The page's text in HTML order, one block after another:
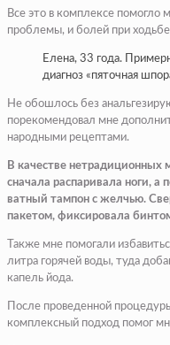
Все это в комплексе помогло
проблемы, и болей при
Елена, 33 года.
диагноз «пяточная
Не обошлось без
порекомендовал мне
народными рецептами.
В качестве нетрадиционных
сначала распаривала ноги,
ватный тампон с желчью.
пакетом, фиксировала
Также мне помогали
литра горячей воды, туда
капель йода.
После проведенной
комплексный подход помог